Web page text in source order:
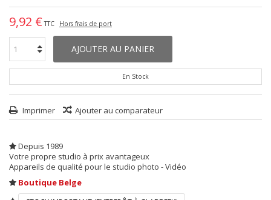
9,92 € TTC Hors frais de port
AJOUTER AU PANIER
En Stock
Imprimer Ajouter au comparateur
Depuis 1989
Votre propre studio à prix avantageux
Appareils de qualité pour le studio photo - Vidéo
Boutique Belge